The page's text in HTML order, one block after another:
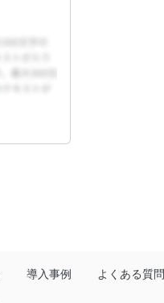
導入事例 よくある質問